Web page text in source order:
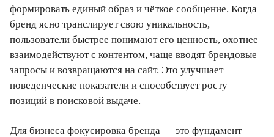
формировать единый образ и чёткое сообщение. Когда
бренд ясно транслирует свою уникальность,
пользователи быстрее понимают его ценность, охотнее
взаимодействуют с контентом, чаще вводят брендовые
запросы и возвращаются на сайт. Это улучшает
поведенческие показатели и способствует росту
позиций в поисковой выдаче.
Для бизнеса фокусировка бренда — это фундамент